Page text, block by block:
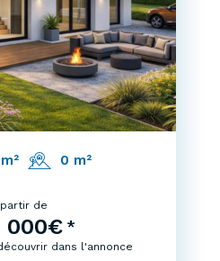
0 m²
de
000€ *
dans l'annonce